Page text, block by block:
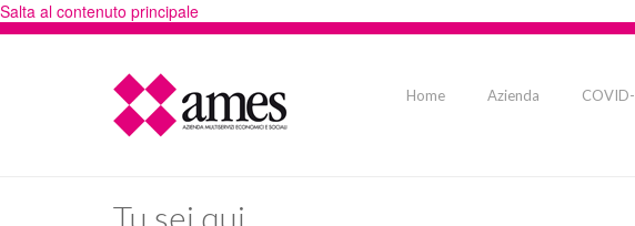
Salta al contenuto principale
Home Azienda
Tu sei qui